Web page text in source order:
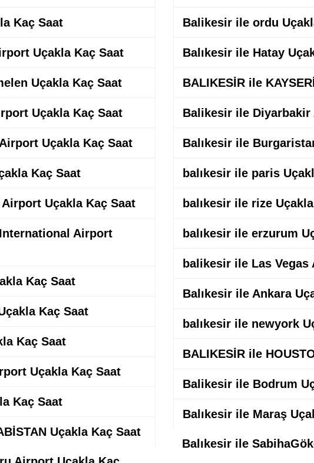
Kaç Saat
Uçakla Kaç Saat
Uçakla Kaç Saat
Uçakla Kaç Saat
Uçakla Kaç Saat
Kaç Saat
Uçakla Kaç Saat
Airport
Kaç Saat
Kaç Saat
Kaç Saat
Uçakla Kaç Saat
Kaç Saat
Uçakla Kaç Saat
Balikesir ile ordu
Balıkesir ile Hatay
BALIKESİR ile
Balikesir ile Diyarbakir
Balıkesir ile
balıkesir ile paris
balıkesir ile rize
balıkesir ile erzurum
balikesir ile Las
Balıkesir ile Ankara
balıkesir ile newyork
BALIKESİR ile
Balikesir ile Bodrum
Balıkesir ile Maraş
Balıkesir ile